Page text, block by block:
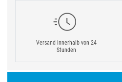
Versand innerhalb von 24
Stunden